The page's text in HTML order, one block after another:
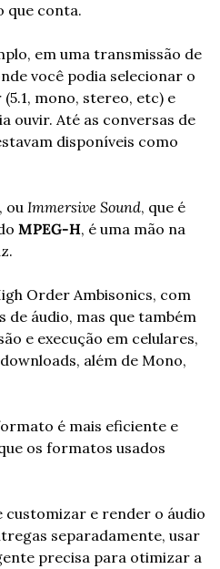
que conta.
em uma transmissão de
você podia selecionar o
mono, stereo, etc) e
ouvir. Até as conversas de
ou Immersive Sound, que é
MPEG-H, é uma mão na
Order Ambisonics, com
de áudio, mas que também
e execução em celulares,
além de Mono,
é mais eficiente e
os formatos usados
customizar e render o áudio
separadamente, usar
precisa para otimizar a